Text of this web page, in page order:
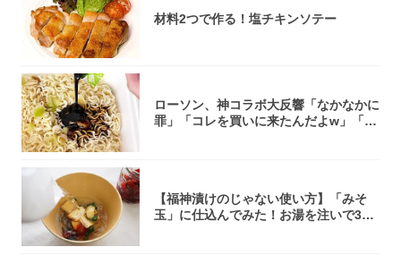
材料2つで作る！塩チキンソテー
ローソン、神コラボ大反響「なかなかに
罪」「コレを買いに来たんだよw」「３
【福神漬けのじゃない使い方】「みそ
玉」に仕込んでみた！お湯を注いで30